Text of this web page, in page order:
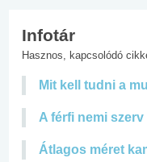
Infotár
Hasznos, kapcsolódó
Mit kell tudni a
A férfi nemi
Átlagos méret